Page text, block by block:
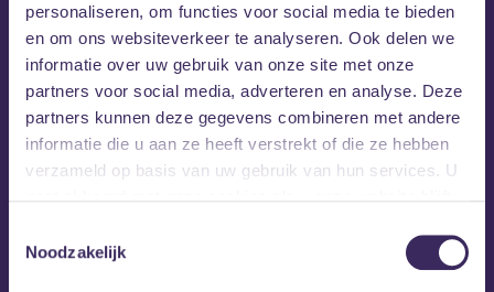
personaliseren, om functies voor social media te bieden
en om ons websiteverkeer te analyseren. Ook delen we
informatie over uw gebruik van onze site met onze
partners voor social media, adverteren en analyse. Deze
partners kunnen deze gegevens combineren met andere
informatie die u aan ze heeft verstrekt of die ze hebben
verzameld op basis van uw gebruik van hun services. U
Noodzakelijk